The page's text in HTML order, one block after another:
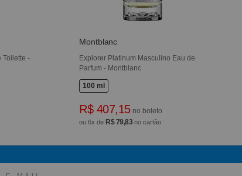
Toilette -
Montblanc
Explorer Platinum Masculino Eau de
Parfum - Montblanc
100 ml
R$ 407,15no boleto
ou 6x de R$ 79,83 no cartão